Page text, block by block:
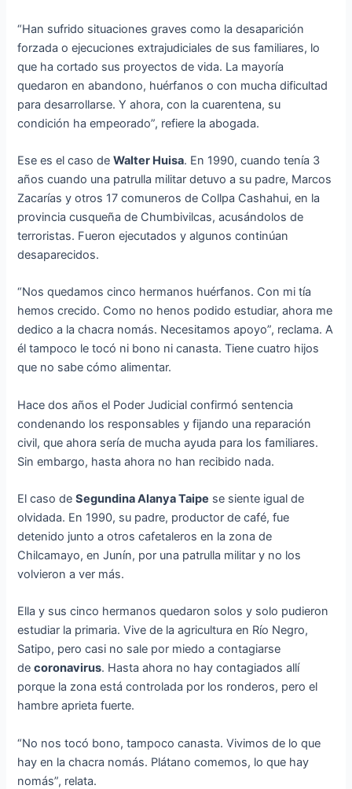
“Han sufrido situaciones graves como la desaparición
forzada o ejecuciones extrajudiciales de sus familiares, lo
que ha cortado sus proyectos de vida. La mayoría
quedaron en abandono, huérfanos o con mucha dificultad
para desarrollarse. Y ahora, con la cuarentena, su
condición ha empeorado”, refiere la abogada.
Ese es el caso deWalter Huisa. En 1990, cuando tenía 3
años cuando una patrulla militar detuvo a su padre, Marcos
Zacarías y otros 17 comuneros de Collpa Cashahui, en la
provincia cusqueña de Chumbivilcas, acusándolos de
terroristas. Fueron ejecutados y algunos continúan
desaparecidos.
“Nos quedamos cinco hermanos huérfanos. Con mi tía
hemos crecido. Como no henos podido estudiar, ahora me
dedico a la chacra nomás. Necesitamos apoyo”, reclama. A
él tampoco le tocó ni bono ni canasta. Tiene cuatro hijos
que no sabe cómo alimentar.
Hace dos años el Poder Judicial confirmó sentencia
condenando los responsables y fijando una reparación
civil, que ahora sería de mucha ayuda para los familiares.
Sin embargo, hasta ahora no han recibido nada.
El caso deSegundina Alanya Taipe se siente igual de
olvidada. En 1990, su padre, productor de café, fue
detenido junto a otros cafetaleros en la zona de
Chilcamayo, en Junín, por una patrulla militar y no los
volvieron a ver más.
Ella y sus cinco hermanos quedaron solos y solo pudieron
estudiar la primaria. Vive de la agricultura en Río Negro,
Satipo, pero casi no sale por miedo a contagiarse
decoronavirus. Hasta ahora no hay contagiados allí
porque la zona está controlada por los ronderos, pero el
hambre aprieta fuerte.
“No nos tocó bono, tampoco canasta. Vivimos de lo que
hay en la chacra nomás. Plátano comemos, lo que hay
nomás”, relata.